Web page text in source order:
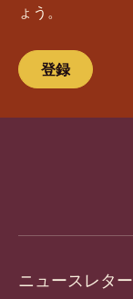
ょう。
登録
ニュースレター